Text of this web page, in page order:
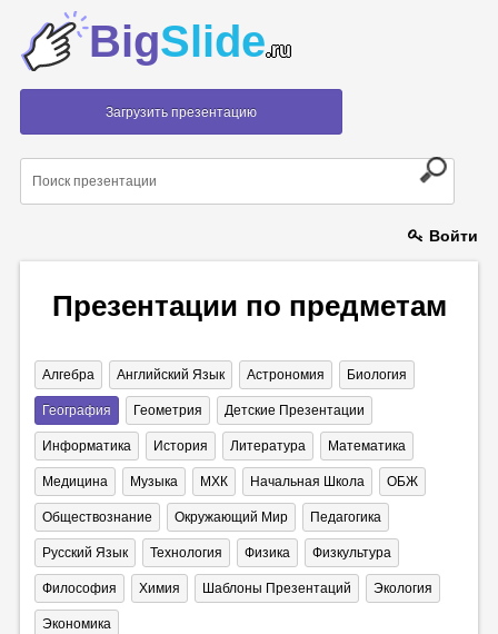
BigSlide.ru
Загрузить презентацию
Войти
Презентации по предметам
Алгебра Английский Язык Астрономия Биология
География Геометрия Детские Презентации
Информатика История Литература Математика
Медицина Музыка МХК Начальная Школа ОБЖ
Обществознание Окружающий Мир Педагогика
Русский Язык Технология Физика Физкультура
Философия Химия Шаблоны Презентаций Экология
Экономика